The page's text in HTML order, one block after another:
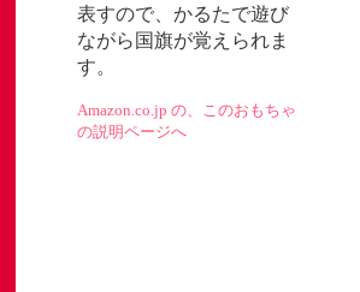
表すので、かるたで遊び
ながら国旗が覚えられま
す。
Amazon.co.jp の、このおもちゃ
の説明ページへ